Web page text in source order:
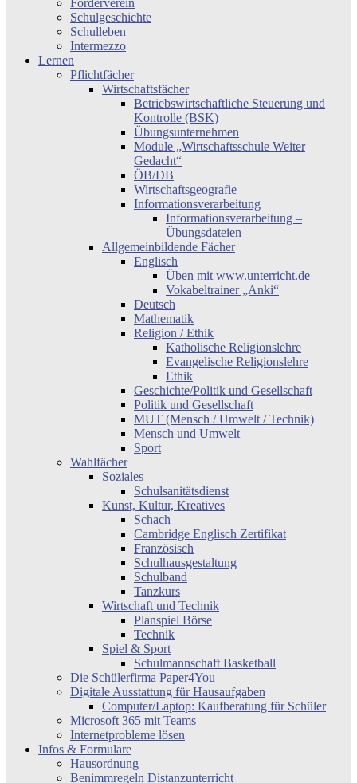
Förderverein
Schulgeschichte
Schulleben
Intermezzo
Lernen
Pflichtfächer
Wirtschaftsfächer
Betriebswirtschaftliche Steuerung und
Kontrolle (BSK)
Übungsunternehmen
Module „Wirtschaftsschule Weiter
Gedacht“
ÖB/DB
Wirtschaftsgeografie
Informationsverarbeitung
Informationsverarbeitung –
Übungsdateien
Allgemeinbildende Fächer
Englisch
Üben mit www.unterricht.de
Vokabeltrainer „Anki“
Deutsch
Mathematik
Religion / Ethik
Katholische Religionslehre
Evangelische Religionslehre
Ethik
Geschichte/Politik und Gesellschaft
Politik und Gesellschaft
MUT (Mensch / Umwelt / Technik)
Mensch und Umwelt
Sport
Wahlfächer
Soziales
Schulsanitätsdienst
Kunst, Kultur, Kreatives
Schach
Cambridge Englisch Zertifikat
Französisch
Schulhausgestaltung
Schulband
Tanzkurs
Wirtschaft und Technik
Planspiel Börse
Technik
Spiel & Sport
Schulmannschaft Basketball
Die Schülerfirma Paper4You
Digitale Ausstattung für Hausaufgaben
Computer/Laptop: Kaufberatung für Schüler
Microsoft 365 mit Teams
Internetprobleme lösen
Infos & Formulare
Hausordnung
Benimmregeln Distanzunterricht